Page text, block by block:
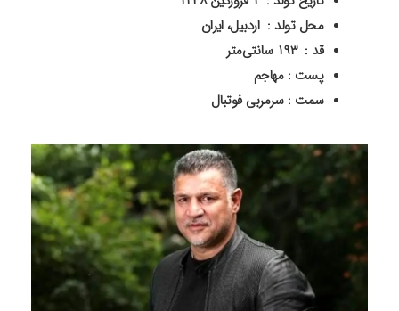
محل تولد : اردبیل، ایران
قد : ۱۹۳ سانتی‌متر
پست : مهاجم
سمت : سرمربی فوتبال